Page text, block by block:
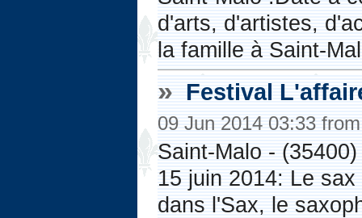
d'arts, d'artistes,
la famille à Saint-
» Festival
09 Jun 2014 03:33
Saint-Malo -
15 juin 2014: Le
dans l'Sax, le